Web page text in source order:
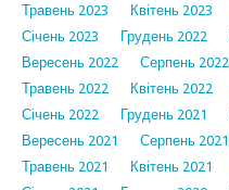
Травень 2023
Квітень 2023
Січень 2023
Грудень 2022
Вересень 2022
Серпень 2022
Травень 2022
Квітень 2022
Січень 2022
Грудень 2021
Вересень 2021
Серпень 2021
Травень 2021
Квітень 2021